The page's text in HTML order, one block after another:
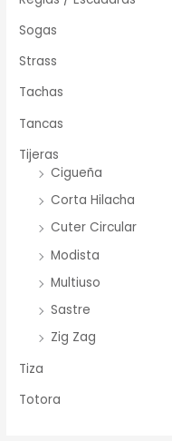
Sogas
Strass
Tachas
Tancas
Tijeras
Cigueña
Corta Hilacha
Cuter Circular
Modista
Multiuso
Sastre
Zig Zag
Tiza
Totora